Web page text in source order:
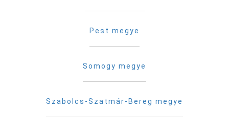
Pest megye
Somogy megye
Szabolcs-Szatmár-Bereg megye